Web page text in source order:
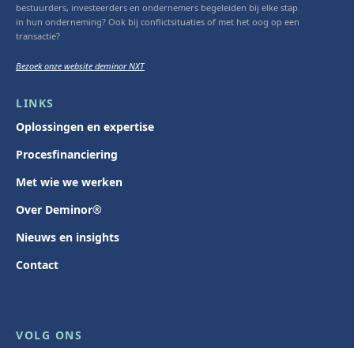
bestuurders, investeerders en ondernemers begeleiden bij elke stap
in hun onderneming? Ook bij conflictsituaties of met het oog op een
transactie?
Bezoek onze website deminor NXT
LINKS
Oplossingen en expertise
Procesfinanciering
Met wie we werken
Over Deminor®
Nieuws en insights
Contact
VOLG ONS